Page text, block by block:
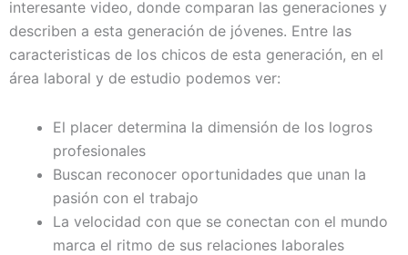
interesante video, donde comparan las generaciones y
describen a esta generación de jóvenes. Entre las
caracteristicas de los chicos de esta generación, en el
área laboral y de estudio podemos ver:
El placer determina la dimensión de los logros
profesionales
Buscan reconocer oportunidades que unan la
pasión con el trabajo
La velocidad con que se conectan con el mundo
marca el ritmo de sus relaciones laborales